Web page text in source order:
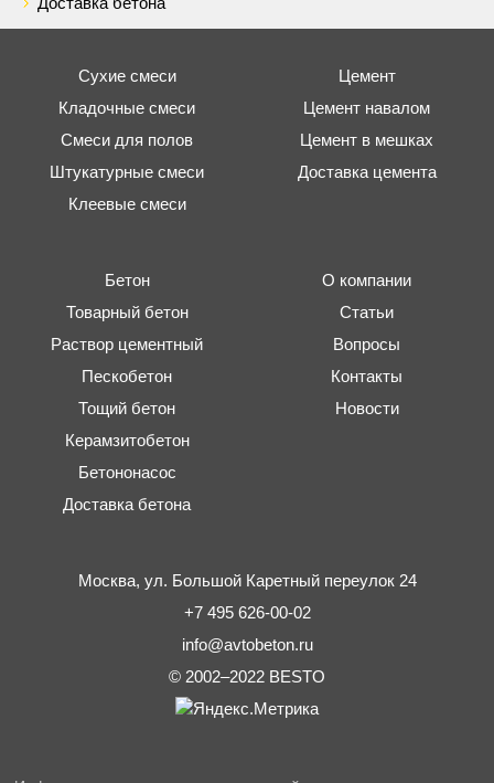
Доставка бетона
Сухие смеси
Кладочные смеси
Смеси для полов
Штукатурные смеси
Клеевые смеси
Цемент
Цемент навалом
Цемент в мешках
Доставка цемента
Бетон
Товарный бетон
Раствор цементный
Пескобетон
Тощий бетон
Керамзитобетон
Бетононасос
Доставка бетона
О компании
Статьи
Вопросы
Контакты
Новости
Москва, ул. Большой Каретный переулок 24
+7 495 626-00-02
info@avtobeton.ru
© 2002–2022 BESTO